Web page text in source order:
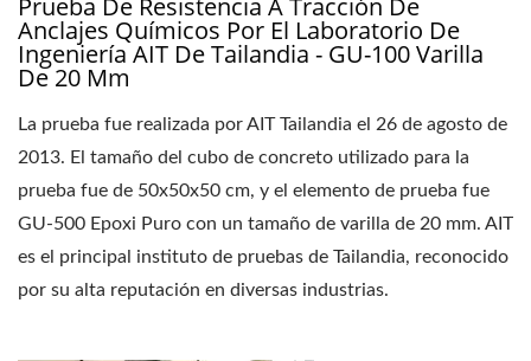
Prueba De Resistencia A Tracción De
Anclajes Químicos Por El Laboratorio De
Ingeniería AIT De Tailandia - GU-100 Varilla
De 20 Mm
La prueba fue realizada por AIT Tailandia el 26 de agosto de
2013. El tamaño del cubo de concreto utilizado para la
prueba fue de 50x50x50 cm, y el elemento de prueba fue
GU-500 Epoxi Puro con un tamaño de varilla de 20 mm. AIT
es el principal instituto de pruebas de Tailandia, reconocido
por su alta reputación en diversas industrias.